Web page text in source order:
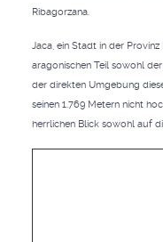
Ribagorzana.
Jaca, ein Stadt in der
aragonischen Teil sowohl
der direkten Umgebung
seinen 1.769 Metern nicht
herrlichen Blick sowohl auf